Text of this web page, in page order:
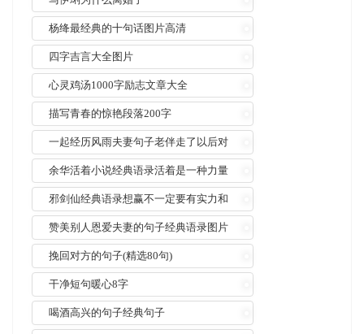
杨绛最经典的十句话图片高清
四字吉言大全图片
心灵鸡汤1000字励志文章大全
描写青春的惊艳段落200字
一起经历风雨夫妻句子老伴走了以后对
妻子的告别
余华活着小说经典语录活着是一种力量
邪剑仙经典语录想赢不一定要有实力和
本钱
赞美别人恩爱夫妻的句子经典语录图片
挽回对方的句子(精选80句)
干净短句暖心8字
喝酒高兴的句子经典句子